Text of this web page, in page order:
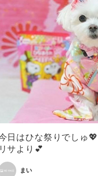
日はひな祭りでしゅ
サより💕
まい